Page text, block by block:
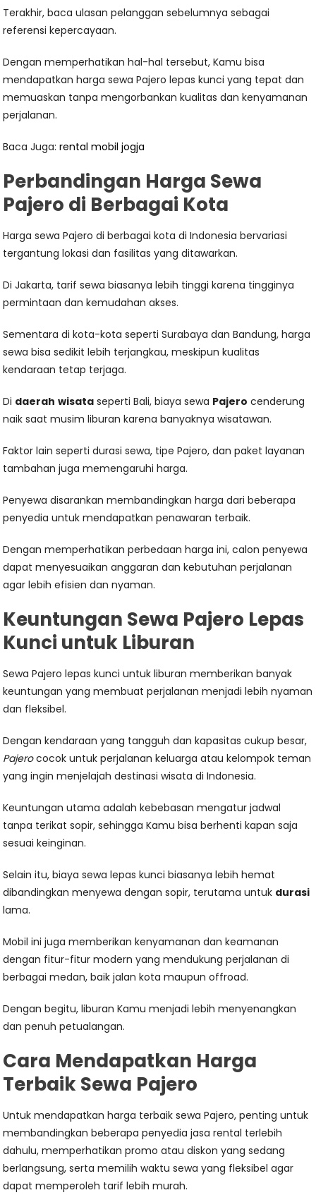
Terakhir, baca ulasan pelanggan sebelumnya sebagai
referensi kepercayaan.
Dengan memperhatikan hal-hal tersebut, Kamu bisa
mendapatkan harga sewa Pajero lepas kunci yang tepat dan
memuaskan tanpa mengorbankan kualitas dan kenyamanan
perjalanan.
Baca Juga:rental mobil jogja
Perbandingan Harga Sewa
Pajero di Berbagai Kota
Harga sewa Pajero di berbagai kota di Indonesia bervariasi
tergantung lokasi dan fasilitas yang ditawarkan.
Di Jakarta, tarif sewa biasanya lebih tinggi karena tingginya
permintaan dan kemudahan akses.
Sementara di kota-kota seperti Surabaya dan Bandung, harga
sewa bisa sedikit lebih terjangkau, meskipun kualitas
kendaraan tetap terjaga.
Di daerah wisata seperti Bali, biaya sewa Pajero cenderung
naik saat musim liburan karena banyaknya wisatawan.
Faktor lain seperti durasi sewa, tipe Pajero, dan paket layanan
tambahan juga memengaruhi harga.
Penyewa disarankan membandingkan harga dari beberapa
penyedia untuk mendapatkan penawaran terbaik.
Dengan memperhatikan perbedaan harga ini, calon penyewa
dapat menyesuaikan anggaran dan kebutuhan perjalanan
agar lebih efisien dan nyaman.
Keuntungan Sewa Pajero Lepas
Kunci untuk Liburan
Sewa Pajero lepas kunci untuk liburan memberikan banyak
keuntungan yang membuat perjalanan menjadi lebih nyaman
dan fleksibel.
Dengan kendaraan yang tangguh dan kapasitas cukup besar,
Pajerococok untuk perjalanan keluarga atau kelompok teman
yang ingin menjelajah destinasi wisata di Indonesia.
Keuntungan utama adalah kebebasan mengatur jadwal
tanpa terikat sopir, sehingga Kamu bisa berhenti kapan saja
sesuai keinginan.
Selain itu, biaya sewa lepas kunci biasanya lebih hemat
dibandingkan menyewa dengan sopir, terutama untuk durasi
lama.
Mobil ini juga memberikan kenyamanan dan keamanan
dengan fitur-fitur modern yang mendukung perjalanan di
berbagai medan, baik jalan kota maupun offroad.
Dengan begitu, liburan Kamu menjadi lebih menyenangkan
dan penuh petualangan.
Cara Mendapatkan Harga
Terbaik Sewa Pajero
Untuk mendapatkan harga terbaik sewa Pajero, penting untuk
membandingkan beberapa penyedia jasa rental terlebih
dahulu, memperhatikan promo atau diskon yang sedang
berlangsung, serta memilih waktu sewa yang fleksibel agar
dapat memperoleh tarif lebih murah.